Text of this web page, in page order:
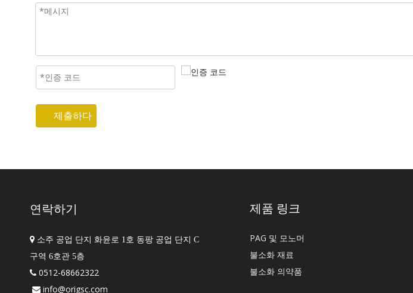
제출하다
연락하기
 소주 공업 단지 화윤로 1호 동팡 공업 단지 C
구역 6호관 5층
 0512-68662322
 info@origsc.com
제품 링크
PAG 및 모노머
불소화 재료
불소화 의약품